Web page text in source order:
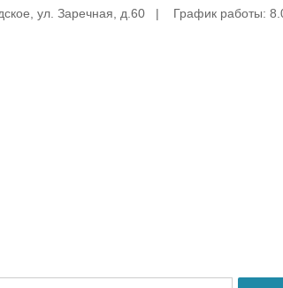
ул. Заречная, д.60 | График